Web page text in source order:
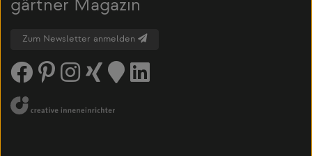
gärtner Magazin
Zum Newsletter anmelden